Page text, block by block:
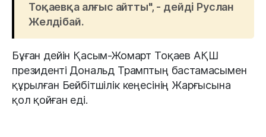
Тоқаевқа алғыс айтты", - дейді Руслан
Желдібай.
Бұған дейін Қасым-Жомарт Тоқаев АҚШ
президенті Дональд Трамптың бастамасымен
құрылған Бейбітшілік кеңесінің Жарғысына
қол қойған еді.